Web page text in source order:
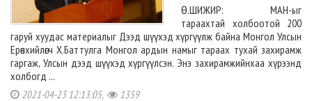
Ө.ШИЖИР: МАН-ыг
тараахтай холбоотой 200
гаруй хуудас материалыг Дээд шүүхэд хүргүүлж байна Монгол Улсын
Ерөнхийлөгч Х.Баттулга Монгол ардын намыг тараах тухай захирамж
гаргаж, Улсын дээд шүүхэд хүргүүлсэн. Энэ захирамжийнхаа хүрээнд
холбогд ...
2021-04-23 12:13:05, 1359